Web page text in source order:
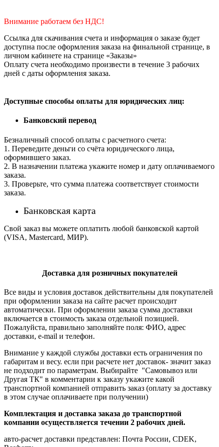
Внимание работаем без НДС!
Ссылка для скачивания счета и информация о заказе будет
доступна после оформления заказа на финальной странице, в
личном кабинете на странице «Заказы»
Оплату счета необходимо произвести в течение 3 рабочих
дней с даты оформления заказа.
Доступные способы оплаты для юридических лиц:
Банковский перевод
Безналичный способ оплаты с расчетного счета:
1. Переведите деньги со счёта юридического лица,
оформившего заказ.
2. В назначении платежа укажите номер и дату оплачиваемого
заказа.
3. Проверьте, что сумма платежа соответствует стоимости
заказа.
Банковская карта
Свой заказ вы можете оплатить любой банковской картой
(VISA, Mastercard, МИР).
Доставка для розничных покупателей
Все виды и условия доставок действительны для покупателей
при оформлении заказа на сайте расчет происходит
автоматически. При оформлении заказа сумма доставки
включается в стоимость заказа отдельной позицией.
Пожалуйста, правильно заполняйте поля: ФИО, адрес
доставки, e-mail и телефон.
Внимание у каждой службы доставки есть ограничения по
габаритам и весу. если при расчете нет доставок- значит заказ
не подходит по параметрам. Выбирайте "Самовывоз или
Другая ТК" в комментарии к заказу укажите какой
транспортной компанией отправить заказ (оплату за доставку
в этом случае оплачиваете при получении)
Комплектация и доставка заказа до транспортной
компании осуществляется течении 2 рабочих дней.
авто-расчет доставки представлен: Почта России, CDEK,